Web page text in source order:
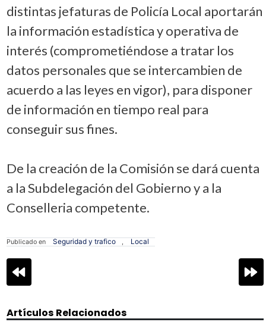
distintas jefaturas de Policía Local aportarán
la información estadística y operativa de
interés (comprometiéndose a tratar los
datos personales que se intercambien de
acuerdo a las leyes en vigor), para disponer
de información en tiempo real para
conseguir sus fines.
De la creación de la Comisión se dará cuenta
a la Subdelegación del Gobierno y a la
Conselleria competente.
Publicado en Seguridad y trafico , Local
Navegación
de
Artículos Relacionados